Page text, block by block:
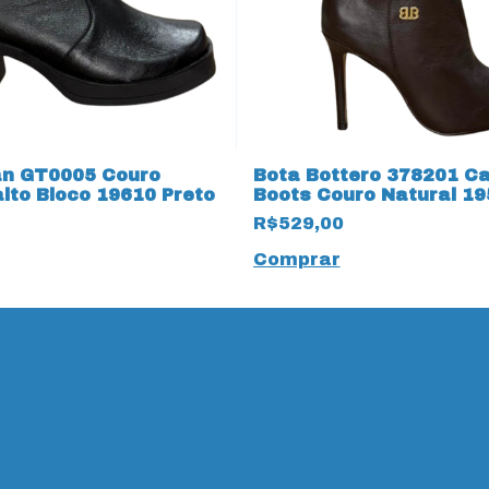
GT0005 Couro
Bloco 19610 Preto
Bota Bottero 378201
Boots Couro Natural
Marrom
R$529,00
Comprar